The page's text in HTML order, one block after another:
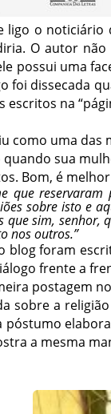
ligo o
O autor
possui uma
foi dissecada
escritos na
como uma das
quando sua
Bom, é
que
sobre isto e
que sim, senhor,
nos outros.”
blog foram
frente a
postagem
sobre a
póstumo
a mesma